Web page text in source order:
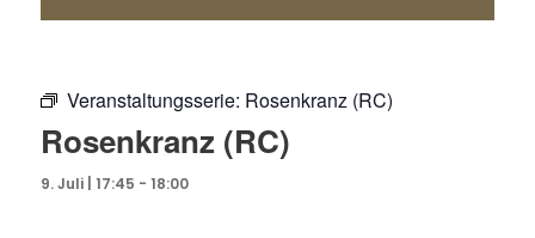
Veranstaltungsserie: Rosenkranz (RC)
Rosenkranz (RC)
9. Juli | 17:45 - 18:00